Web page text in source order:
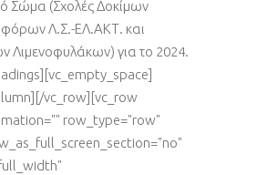
Σώμα (Σχολές Δοκίμων
Λ.Σ.-ΕΛ.ΑΚΤ. και
Λιμενοφυλάκων) για το 2024.
vc_row][vc_row
row_type="row"